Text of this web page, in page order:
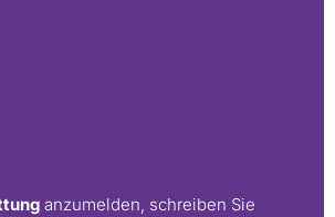
anzumelden, schreiben Sie